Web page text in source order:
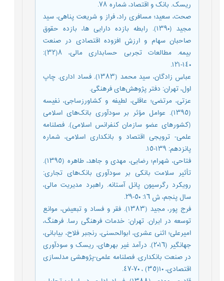
ریسک‌. بانک‌ و اقتصاد، شماره ٧٨.
صحت‌، سعید؛ مسافری‌ راد، فراز و شریعت‌ پناهی‌، سید
مجید (١٣٩٠). رابطه‌ بازده دارایی‌ ها، بازده حقوق
صاحبان سهام و ارزش افزوده اقتصادی‌ در صنعت‌
بیمه‌. مطالعات تجربی‌ حسابداری‌ مالی‌، ٨(٣٢):
١٤٠-١٢١.
عباس زادگان، سید محمد (١٣٨٣). فساد اداری‌. چاپ
اول، تهران: دفتر پژوهش‌های‌ فرهنگی‌.
عزتی‌، مرتضی‌؛ عاقلی‌، لطیفه‌ و کشاورزساجی‌، نفیسه‌
(١٣٩٥). عوامل‌ مؤثر بر سودآوری‌ بانک‌های‌ اسلامی‌
(کشورهای‌ عضو سازمان کنفرانس‌ اسلامی‌). فصلنامه‌
علمی‌- ترویجی‌ اقتصاد و بانکداری‌ اسلامی‌، شماره
پانزدهم‌: ١٣٩-١٥.
فتاحی‌، شهرام؛ رضایی‌، مهدی‌ و جاهد، طاهره (١٣٩٥).
تأثیر سلامت‌ بانکی‌ بر سودآوری‌ بانک‌های‌ تجاری‌:
رویکرد رگرسیون پانل‌ آستانه‌. راهبرد مدیریت‌ مالی‌،
سال پنجم‌، ش ١٦: ٥٠-٢٩.
فرج پور، مجید (١٣٨٣). فقر و فساد و تبعیض‌، موانع‌
توسعه‌ در ایران. تهران: خدمات فرهنگی‌ رسا. فرهنگ‌،
امیرعلی‌؛ اثنی‌ عشری‌، ابوالحسنی‌، رنجبر فلاح، بیابانی‌،
جهانگیر (٢٠١٦). درآمد غیر بهرهای‌، ریسک‌ و سودآوری‌
در صنعت‌ بانکداری‌. فصلنامه‌ علمی‌-پژوهشی‌ مدلسازی‌
اقتصادی‌، ١٠(٣٥) ، ٧٠-٤٧.